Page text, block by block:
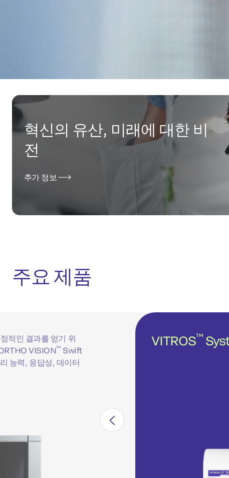
혁신의 유산, 미래에 대한 비
전
추가 정보
주요 제품
적인 결과를 얻기 위
VISION™ Swift
능력, 응답성, 데이터
VITROS™